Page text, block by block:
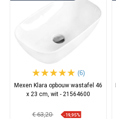
(6)
Mexen Klara opbouw wastafel 46
x 23 cm, wit - 21564600
€ 63,20 -19,95%